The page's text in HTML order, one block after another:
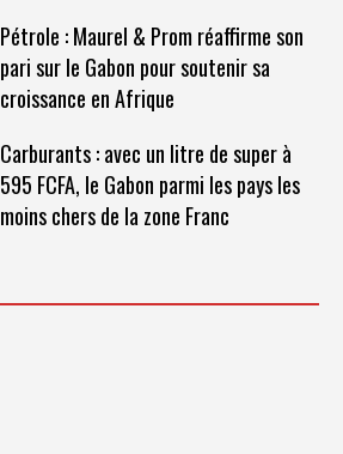
Pétrole : Maurel & Prom réaffirme son
pari sur le Gabon pour soutenir sa
croissance en Afrique
Carburants : avec un litre de super à
595 FCFA, le Gabon parmi les pays les
moins chers de la zone Franc